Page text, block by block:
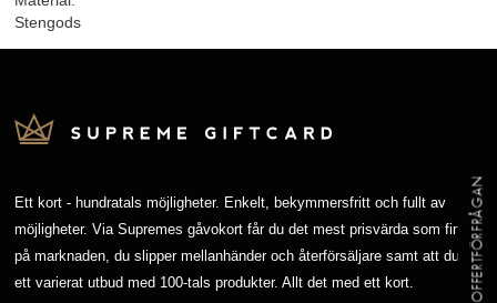
Stengods
Ett kort - hundratals möjligheter. Enkelt, bekymmersfritt och fullt av
möjligheter. Via Supremes gåvokort får du det mest prisvärda som finns
på marknaden, du slipper mellanhänder och återförsäljare samt att du får
ett varierat utbud med 100-tals produkter. Allt det med ett kort.
OFFERTFÖRFRÅGAN